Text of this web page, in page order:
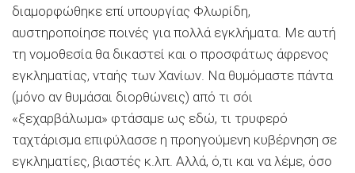
διαμορφώθηκε επί υπουργίας Φλωρίδη,
αυστηροποίησε ποινές για πολλά εγκλήματα. Με αυτή
τη νομοθεσία θα δικαστεί και ο προσφάτως άφρενος
εγκληματίας, νταής των Χανίων. Να θυμόμαστε πάντα
(μόνο αν θυμάσαι διορθώνεις) από τι σόι
«ξεχαρβάλωμα» φτάσαμε ως εδώ, τι τρυφερό
ταχτάρισμα επιφύλασσε η προηγούμενη κυβέρνηση σε
εγκληματίες, βιαστές κ.λπ. Αλλά, ό,τι και να λέμε, όσο